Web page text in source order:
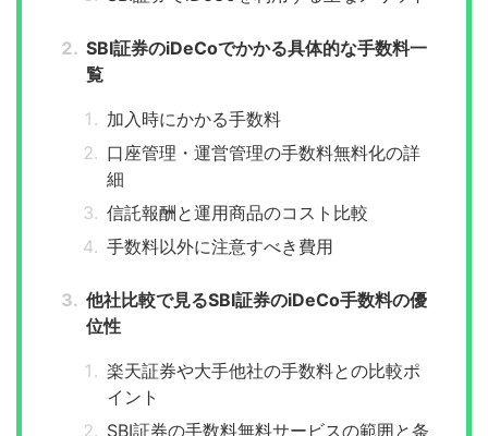
SBI証券のiDeCoでかかる具体的な手数料一
覧
加入時にかかる手数料
口座管理・運営管理の手数料無料化の詳
細
信託報酬と運用商品のコスト比較
手数料以外に注意すべき費用
他社比較で見るSBI証券のiDeCo手数料の優
位性
楽天証券や大手他社の手数料との比較ポ
イント
SBI証券の手数料無料サービスの範囲と条